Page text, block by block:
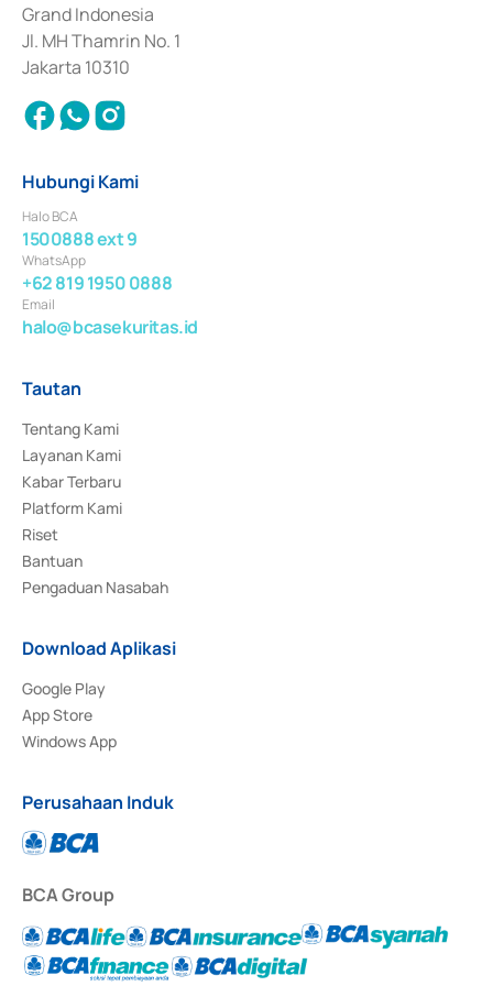
Grand Indonesia
Jl. MH Thamrin No. 1
Jakarta 10310
Hubungi Kami
Halo BCA
1500888 ext 9
WhatsApp
+62 819 1950 0888
Email
halo@bcasekuritas.id
Tautan
Tentang Kami
Layanan Kami
Kabar Terbaru
Platform Kami
Riset
Bantuan
Pengaduan Nasabah
Download Aplikasi
Google Play
App Store
Windows App
Perusahaan Induk
BCA Group